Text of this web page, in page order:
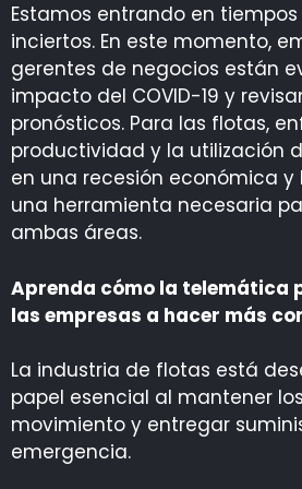
Estamos entrando en
inciertos. En este momento,
gerentes de negocios están
impacto del COVID-19 y
pronósticos. Para las flotas,
productividad y la utilización
en una recesión económica y
una herramienta necesaria
ambas áreas.
Aprenda cómo la telemática
las empresas a hacer más
La industria de flotas está
papel esencial al mantener
movimiento y entregar
emergencia.